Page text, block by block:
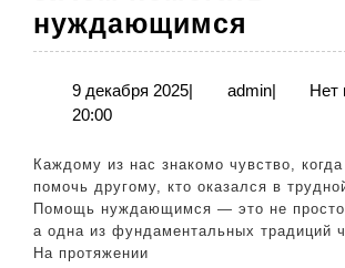
нуждающимся
как
зачем
9 декабря 20259| adminadmin
| Нет
20:00
Каждому из нас знакомо чувство, когда хочешь
помочь другому, кто оказался в
Помощь нуждающимся — это не просто
а одна из фундаментальных традиций
На протяжении